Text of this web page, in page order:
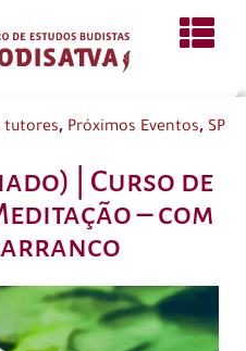
tutores, Próximos Eventos, SP
| Curso de
– com